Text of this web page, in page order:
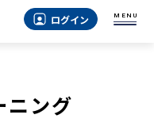
ログイン MENU
ニング